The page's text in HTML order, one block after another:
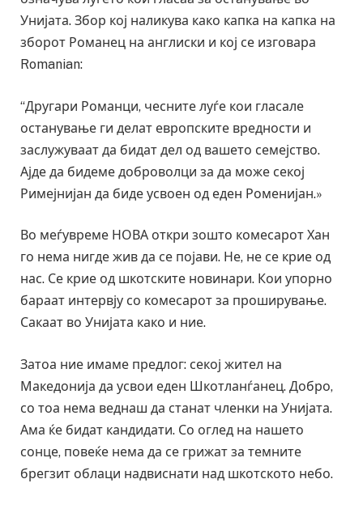
Унијата. Збор кој наликува како капка на капка на
зборот Романец на англиски и кој се изговара
Romanian:
“Другари Романци, чесните луѓе кои гласале
останување ги делат европските вредности и
заслужуваат да бидат дел од вашето семејство.
Ајде да бидеме доброволци за да може секој
Римејнијан да биде усвоен од еден Роменијан.»
Во меѓувреме НОВА откри зошто комесарот Хан
го нема нигде жив да се појави. Не, не се крие од
нас. Се крие од шкотските новинари. Кои упорно
бараат интервју со комесарот за проширување.
Сакаат во Унијата како и ние.
Затоа ние имаме предлог: секој жител на
Македонија да усвои еден Шкотланѓанец. Добро,
со тоа нема веднаш да станат членки на Унијата.
Ама ќе бидат кандидати. Со оглед на нашето
сонце, повеќе нема да се грижат за темните
брегзит облаци надвиснати над шкотското небо.